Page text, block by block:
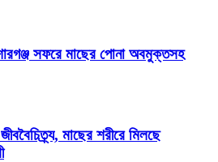
সফরে মাছের পোনা অবমুক্তসহ
মাছের শরীরে মিলছে